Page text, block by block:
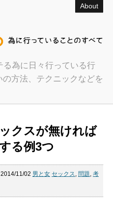
About
る為に日々行っている行
方法、テクニックなどを
クスが無ければ
る例3つ
11/02 男と女 セックス, 問題, 考